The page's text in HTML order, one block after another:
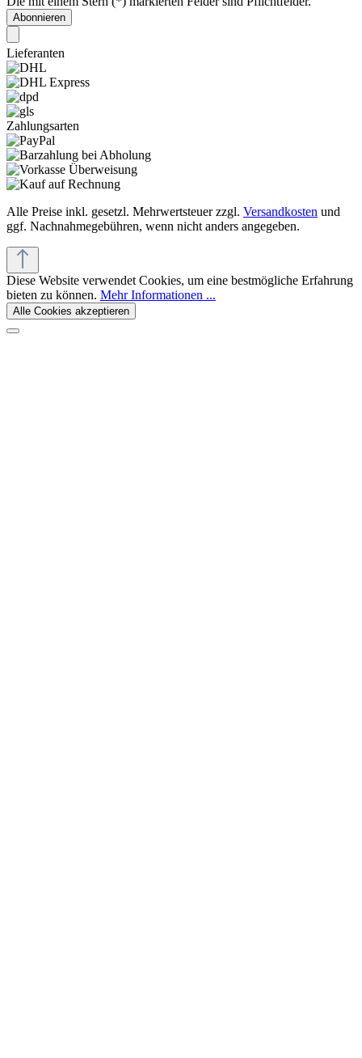
Abonnieren
Lieferanten
Zahlungsarten
Alle Preise inkl. gesetzl. Mehrwertsteuer zzgl. Versandkosten und
ggf. Nachnahmegebühren, wenn nicht anders angegeben.
Diese Website verwendet Cookies, um eine bestmögliche Erfahrung
bieten zu können. Mehr Informationen ...
Alle Cookies akzeptieren